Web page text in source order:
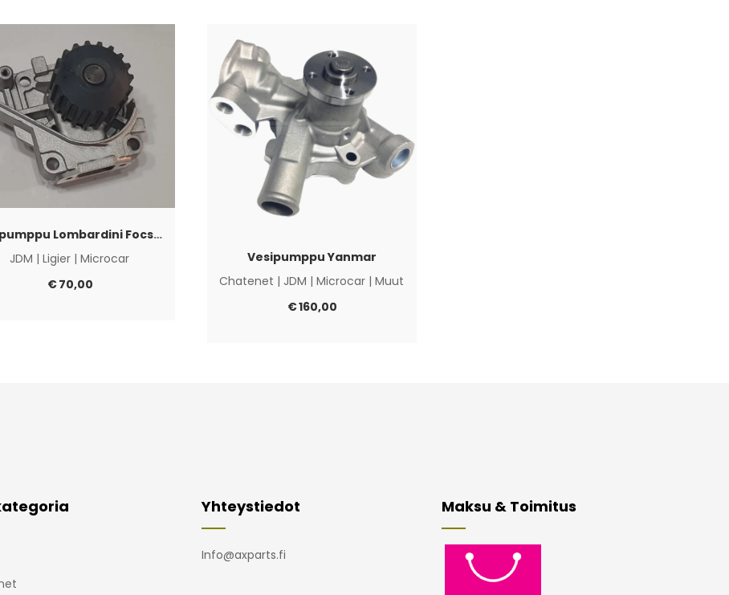
Vesipumppu Lombardini Focs/Progress
JDM |Ligier |Microcar
€70,00
Vesipumppu Yanmar
Chatenet | JDM |Microcar |Muut
€160,00
Yhteystiedot
Info@axparts.fi
Maksu & Toimitus